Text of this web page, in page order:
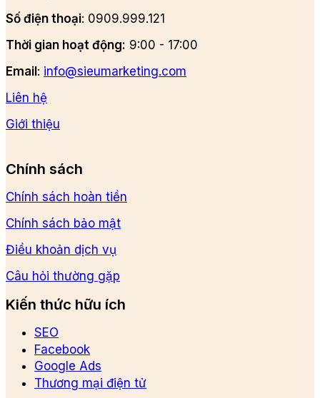
Số điện thoại: 0909.999.121
Thời gian hoạt động: 9:00 - 17:00
Email: info@sieumarketing.com
Liên hệ
Giới thiệu
Chính sách
Chính sách hoàn tiền
Chính sách bảo mật
Điều khoản dịch vụ
Câu hỏi thường gặp
Kiến thức hữu ích
SEO
Facebook
Google Ads
Thương mại điện tử